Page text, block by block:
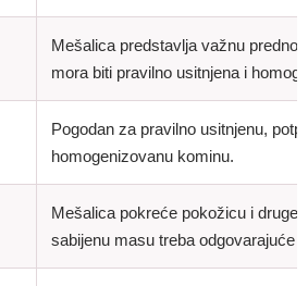
Mešalica predstavlja važnu
mora biti pravilno usitnjena i
Pogodan za pravilno usitnjenu,
homogenizovanu kominu.
Mešalica pokreće pokožicu i druge
sabijenu masu treba odgovarajuće